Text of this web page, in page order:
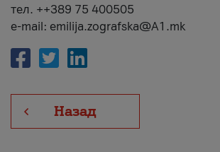
тел. ++389 75 400505
e-mail: emilija.zografska@A1.mk
Назад